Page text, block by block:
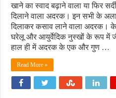
खाने का स्वाद बढ़ाने वाला या फिर
दिलाने वाला अदरक। इन सभी के
दिलाकर कसाव लाने वाला अदरक।
घरेलू और आयुर्वेदि‍क नुस्खों के रूप में
हाल ही में अदरक के एक और गुण …
Read More »